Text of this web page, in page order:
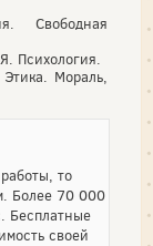
Свободная
Психология.
Мораль,
то
Более 70 000
Бесплатные
своей